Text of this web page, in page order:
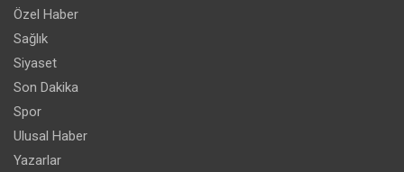
Özel Haber
Sağlık
Siyaset
Son Dakika
Spor
Ulusal Haber
Yazarlar